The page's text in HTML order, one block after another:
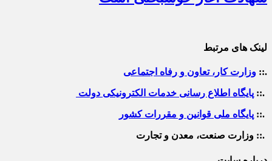
لینک های مرتبط
.:: وزارت کار، تعاون و رفاه اجتماعی
.:: پایگاه اطلاع رسانی خدمات الکترونیکی دولت
.:: پایگاه ملی قوانین و مقررات کشور
.:: وزارت صنعت، معدن و تجارت